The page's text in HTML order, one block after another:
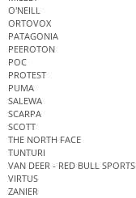
O'NEILL
ORTOVOX
PATAGONIA
PEEROTON
POC
PROTEST
PUMA
SALEWA
SCARPA
SCOTT
THE NORTH FACE
TUNTURI
VAN DEER - RED BULL SPORTS
VIRTUS
ZANIER